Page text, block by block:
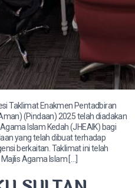
Taklimat Enakmen Pentadbiran
(Pindaan) 2025 telah diadakan
Islam Kedah (JHEAIK) bagi
yang telah dibuat terhadap
berkaitan. Taklimat ini telah
Agama Islam […]